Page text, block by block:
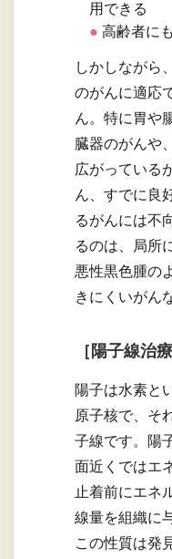
用できる
高齢者に
しかしながら
のがんに適応
ん。特に胃や
臓器のがんや
広がっている
ん、すでに良
るがんには不
るのは、局所
悪性黒色腫の
きにくいがん
［陽子線治療
陽子は水素と
原子核で、そ
子線です。陽
面近くではエ
止着前にエネ
線量を組織に
この性質は発